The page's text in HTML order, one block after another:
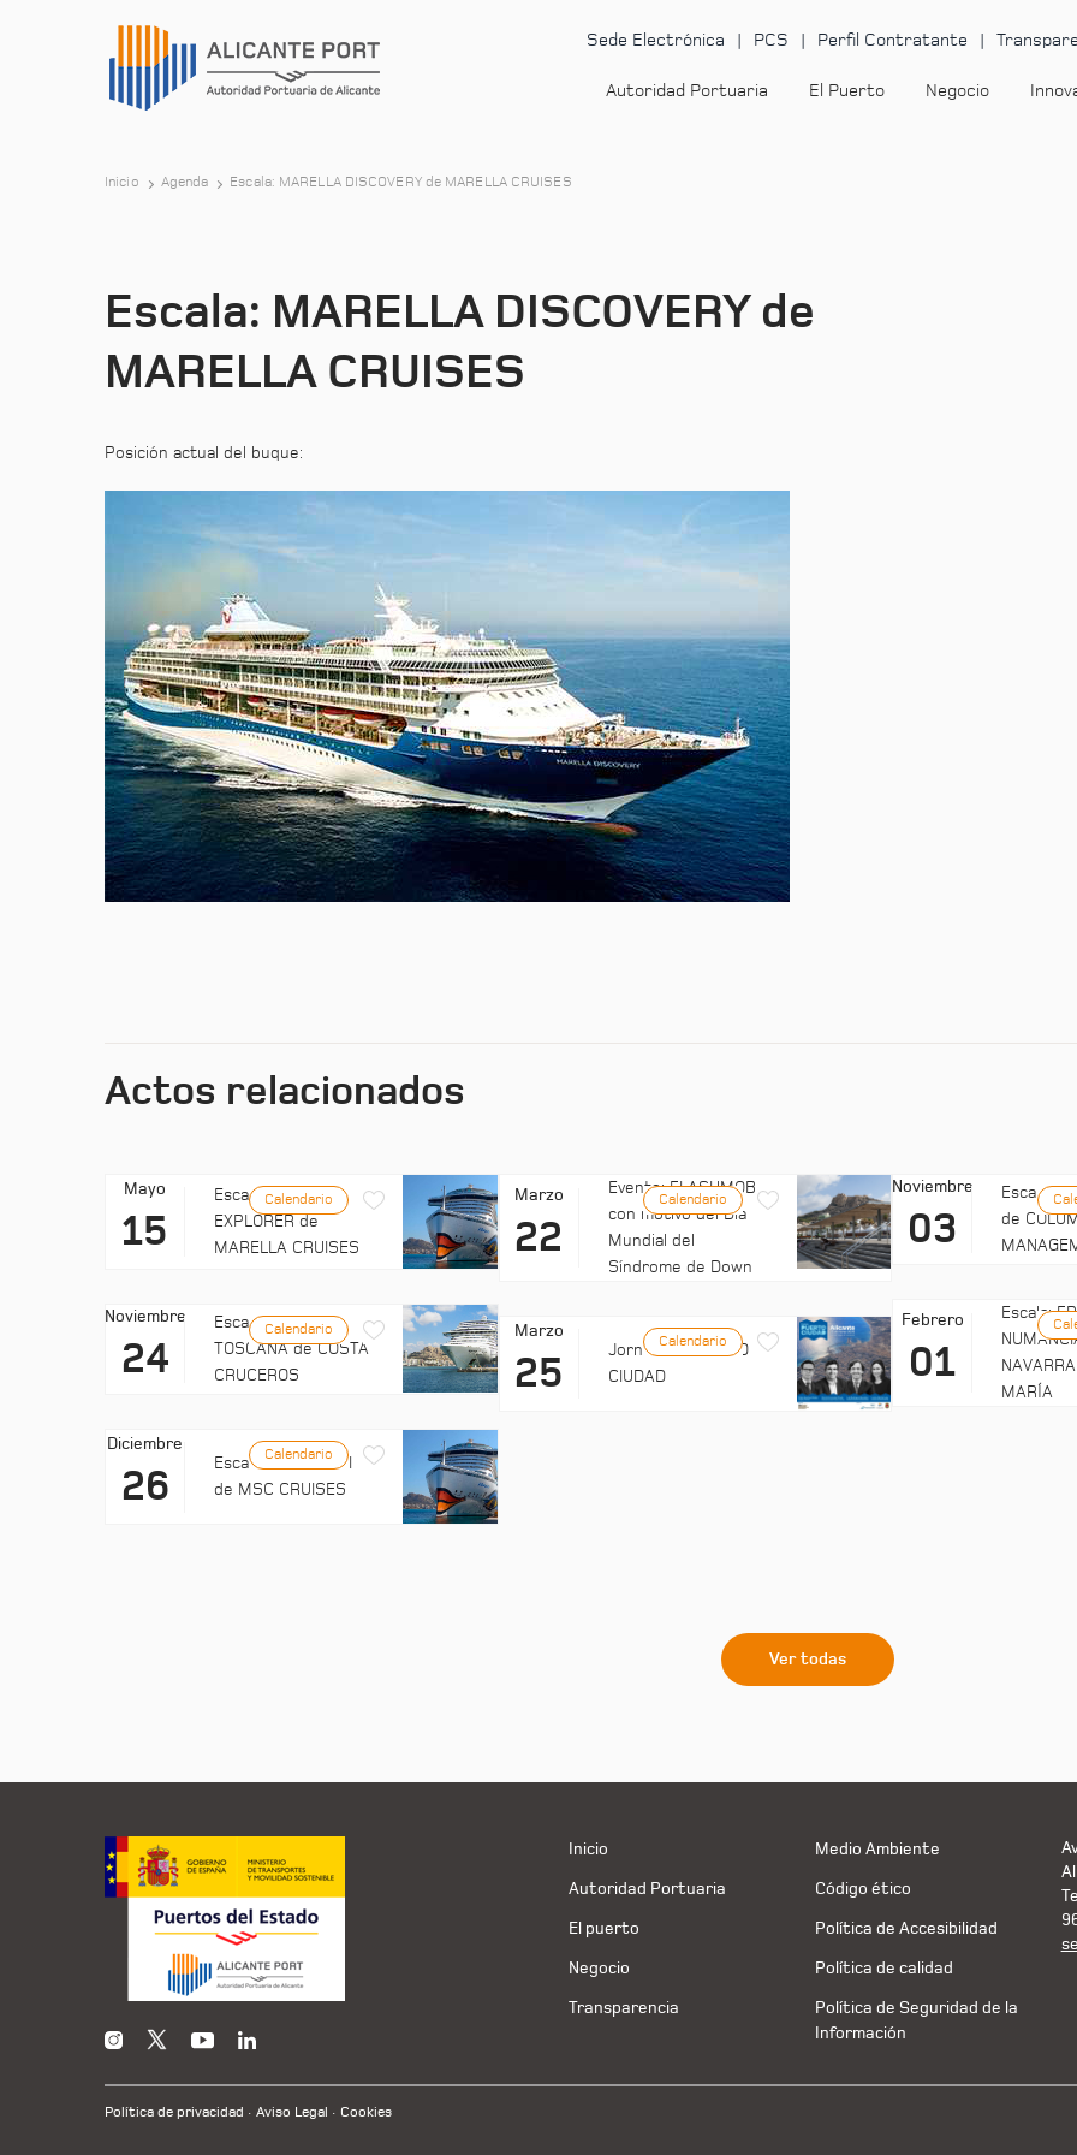
Sede Electrónica PCS Perfil Contratante
Autoridad Portuaria El Puerto Negocio
Inicio Agenda Escala: MARELLA DISCOVERY de MARELLA CRUISES
Escala: MARELLA DISCOVERY de
MARELLA CRUISES
Posición actual del buque:
Actos relacionados
Mayo
15
Escala: MARELLA
EXPLORER de
MARELLA CRUISES
Calendario
Noviembre
24
Escala: COSTA
TOSCANA de COSTA
CRUCEROS
Calendario
Diciembre
26
Escala: EXPLORA II
de MSC CRUISES
Calendario
Marzo
22
Evento: FLASHMOB
con motivo del Día
Mundial del
Síndrome de Down
Calendario
Marzo
25
Jornadas: PUERTO
CIUDAD
Calendario
Noviembre
03
Escala:
de
Febrero
01
Escala:
MARÍA
Ver todas
Inicio
Autoridad Portuaria
El puerto
Negocio
Transparencia
Medio Ambiente
Código ético
Política de Accesibilidad
Política de calidad
Política de Seguridad de la
Información
Política de privacidad Aviso Legal Cookies